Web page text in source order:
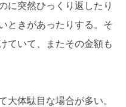
に突然ひっくり返したり
ときがあったりする。そ
ていて、またその金額も
大体駄目な場合が多い。